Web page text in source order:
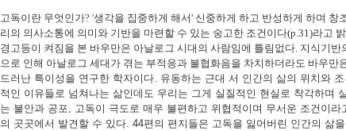
고독이란 무엇인가? '생각을 집중하게 해서' 신중하게 하고 반성하게 하며 창
리의 의사소통에 의미와 기반을 마련할 수 있는 숭고한 조건이다(p.31)라고
경고등이 켜짐을 본 바우만은 아날로그 시대의 사람임에 틀림없다. 지식기
으로 인해 아날로그 세대가 겪는 부적응과 불협화음을 차치하더라도 바우
드러 난 특이성을 연구한 학자이다. 유동하는 근대 서 인간의 삶의 위치와
적인 이유들로 넘쳐나는 삶인데도 우리는 그게 실질적인 현실로 착각하며
는 불안과 공포, 고독이 극도로 매우 불편하고 위협적이며 무서운 조건이
의 곳곳에서 발견할 수 있다. 44편의 편지들은 고독을 잃어버린 인간의 삶